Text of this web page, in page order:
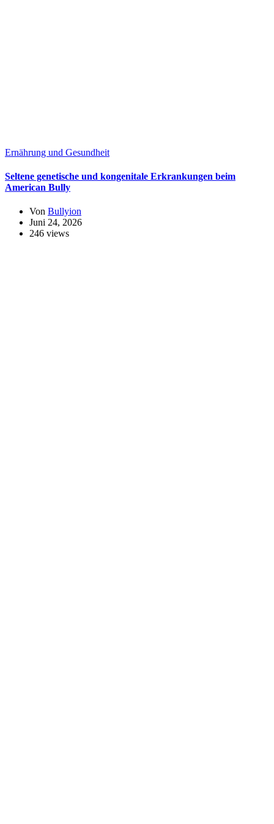
Ernährung und Gesundheit
Seltene genetische und kongenitale Erkrankungen beim
American Bully
Von Bullyion
Juni 24, 2026
246 views